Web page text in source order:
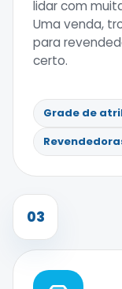
lidar com
Uma venda,
para
certo.
Grade de
03